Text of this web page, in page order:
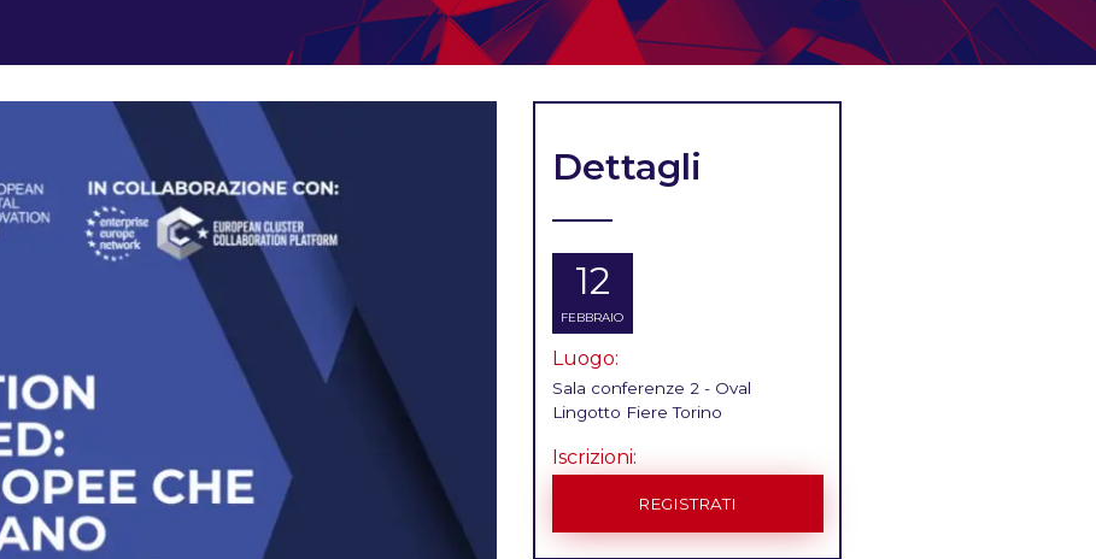
Dettagli
12
FEBBRAIO
Luogo:
Sala conferenze 2 - Oval
Lingotto Fiere Torino
Iscrizioni:
REGISTRATI